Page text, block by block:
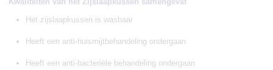
Het zijslaapkussen is wasbaar
Heeft een anti-huismijtbehandeling ondergaan
Heeft een anti-bacteriële behandeling ondergaan